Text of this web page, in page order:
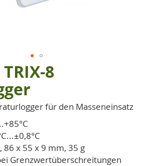
8
für den Masseneinsatz
x 55 x 9 mm, 35 g
Grenzwertüberschreitungen